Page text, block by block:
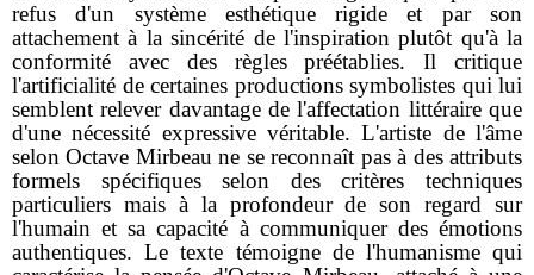
refus d'un système esthétique rigide et par son
attachement à la sincérité de l'inspiration plutôt qu'à la
conformité avec des règles préétablies. Il critique
l'artificialité de certaines productions symbolistes qui lui
semblent relever davantage de l'affectation littéraire que
d'une nécessité expressive véritable. L'artiste de l'âme
selon Octave Mirbeau ne se reconnaît pas à des attributs
formels spécifiques selon des critères techniques
particuliers mais à la profondeur de son regard sur
l'humain et sa capacité à communiquer des émotions
authentiques. Le texte témoigne de l'humanisme qui